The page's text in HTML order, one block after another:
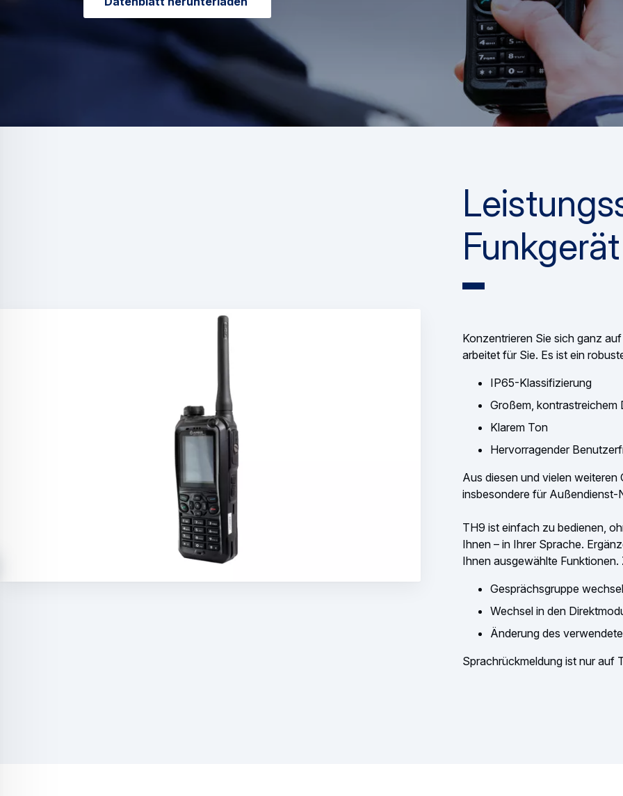
Funkgerät
Konzentrieren Sie sich ganz
arbeitet für Sie. Es ist ein
IP65-Klassifizierung
Großem, kontrastreichem
Klarem Ton
Hervorragender
Aus diesen und vielen
insbesondere für Außendienst-
TH9 ist einfach zu bedienen,
Ihnen – in Ihrer Sprache.
Ihnen ausgewählte Funktionen.
Gesprächsgruppe
Wechsel in den
Änderung des
Sprachrückmeldung ist nur auf